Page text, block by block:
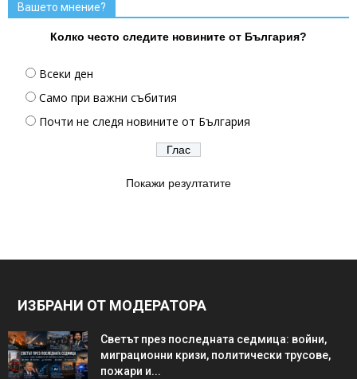
Вашето мнение?
Колко често следите новините от България?
Всеки ден
Само при важни събития
Почти не следя новините от България
Покажи резултатите
ИЗБРАНИ ОТ МОДЕРАТОРА
Светът през последната седмица: войни,
миграционни кризи, политически трусове,
пожари и...